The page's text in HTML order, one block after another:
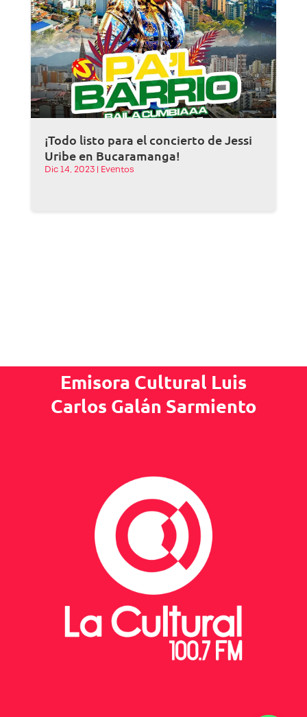
¡Todo listo para el concierto de Jessi
Uribe en Bucaramanga!
Dic 14, 2023| Eventos
Emisora Cultural Luis
Carlos Galán Sarmiento